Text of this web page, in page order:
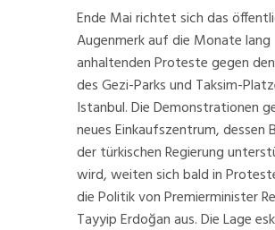
Ende Mai richtet sich das
Augenmerk auf die Monate lang
anhaltenden Proteste gegen
desGezi-Parks und Taksim-
Istanbul. Die Demonstrationen
neues Einkaufszentrum, dessen
der türkischen Regierung
wird, weiten sich bald in
die Politik von Premierminister
Tayyip Erdoğan aus. Die Lage